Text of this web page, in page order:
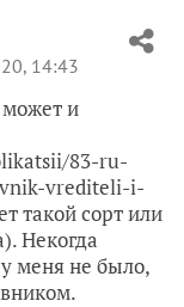
14:43
и
83-ru-
vrediteli-i-
такой сорт или
Некогда
меня не было,